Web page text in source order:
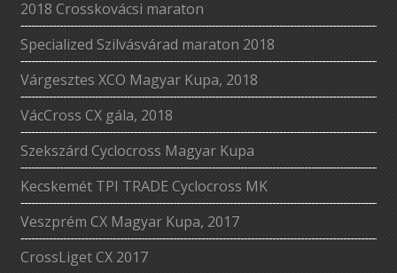
2018 Crosskovácsi maraton
Specialized Szilvásvárad maraton 2018
Várgesztes XCO Magyar Kupa, 2018
VácCross CX gála, 2018
Szekszárd Cyclocross Magyar Kupa
Kecskemét TPI TRADE Cyclocross MK
Veszprém CX Magyar Kupa, 2017
CrossLiget CX 2017